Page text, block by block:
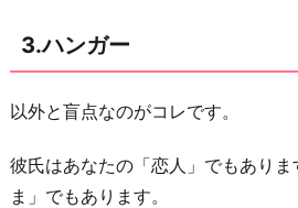
3.ハンガー
以外と盲点なのがコレです。
彼氏はあなたの「恋人」でもありま
ま」でもあります。